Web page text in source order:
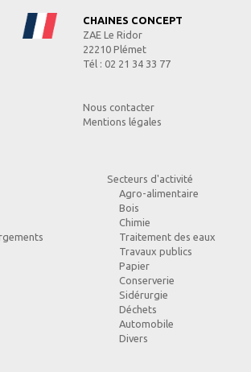
CHAINES CONCEPT
ZAE Le Ridor
22210 Plémet
Tél : 02 21 34 33 77
Nous contacter
Mentions légales
Secteurs d'activité
Agro-alimentaire
Bois
Chimie
Traitement des eaux
Travaux publics
Papier
Conserverie
Sidérurgie
Déchets
Automobile
Divers